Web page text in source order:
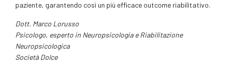
paziente, garantendo così un più efficace outcome riabilitativo.
Dott. Marco Lorusso
Psicologo, esperto in Neuropsicologia e Riabilitazione
Neuropsicologica
Società Dolce